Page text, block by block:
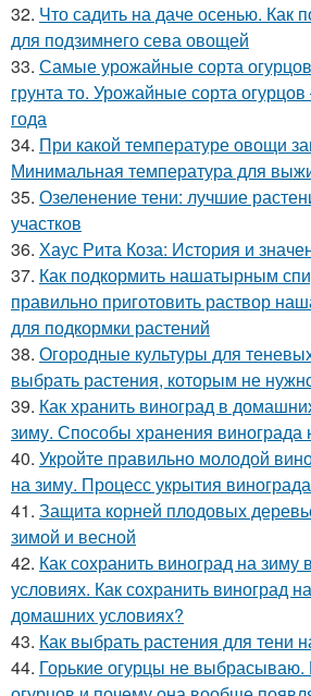
32. Что садить на даче осенью. Как
для подзимнего сева овощей
33. Самые урожайные сорта
грунта то. Урожайные сорта
года
34. При какой температуре овощи
Минимальная температура для
35. Озеленение тени: лучшие
участков
36. Хаус Рита Коза: История и
37. Как подкормить нашатырным
правильно приготовить раствор
для подкормки растений
38. Огородные культуры для
выбрать растения, которым не
39. Как хранить виноград в
зиму. Способы хранения винограда
40. Укройте правильно молодой
на зиму. Процесс укрытия
41. Защита корней плодовых
зимой и весной
42. Как сохранить виноград на
условиях. Как сохранить виноград
домашних условиях?
43. Как выбрать растения для тени
44. Горькие огурцы не выбрасываю.